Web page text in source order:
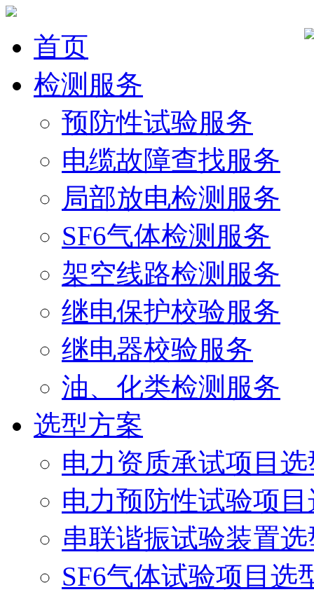
首页
检测服务
预防性试验服务
电缆故障查找服务
局部放电检测服务
SF6气体检测服务
架空线路检测服务
继电保护校验服务
继电器校验服务
油、化类检测服务
选型方案
电力资质承试项目选
电力预防性试验项
串联谐振试验装置选
SF6气体试验项目选